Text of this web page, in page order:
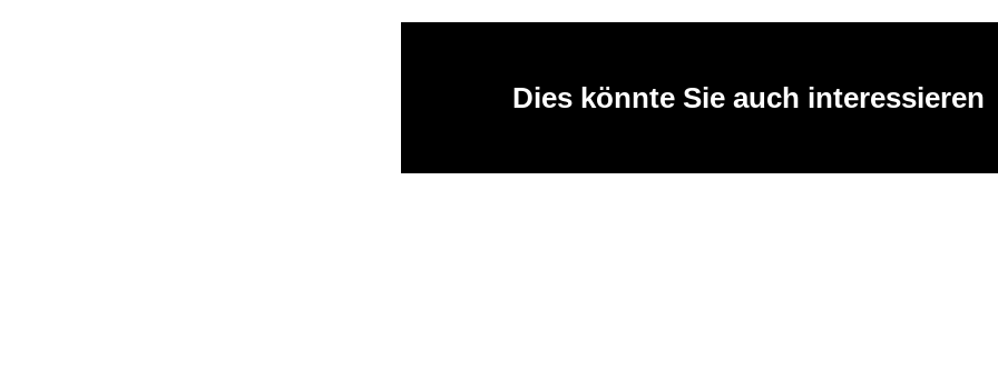
Dies könnte Sie auch interessieren